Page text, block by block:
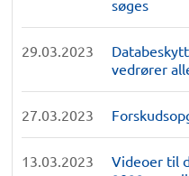
søges
29.03.2023
vedrører
27.03.2023
13.03.2023
Videoer til